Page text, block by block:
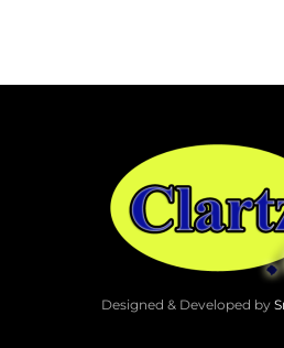
Designed & Developed by